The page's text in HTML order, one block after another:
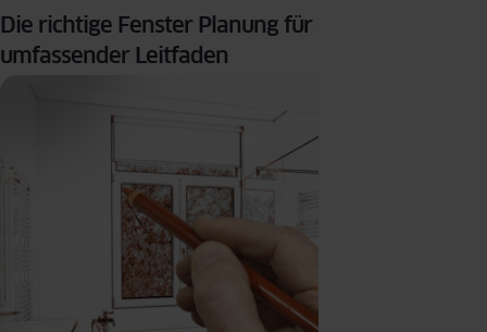
Die richtige Fenster Planung für den Neubau: Ein
umfassender Leitfaden